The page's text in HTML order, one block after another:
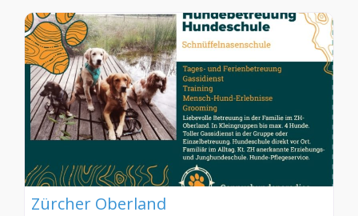
Zürcher Oberland